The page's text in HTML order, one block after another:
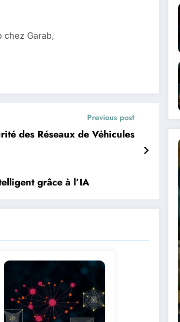
chez Garab,
Previous post
des Réseaux de Véhicules
grâce à l’IA